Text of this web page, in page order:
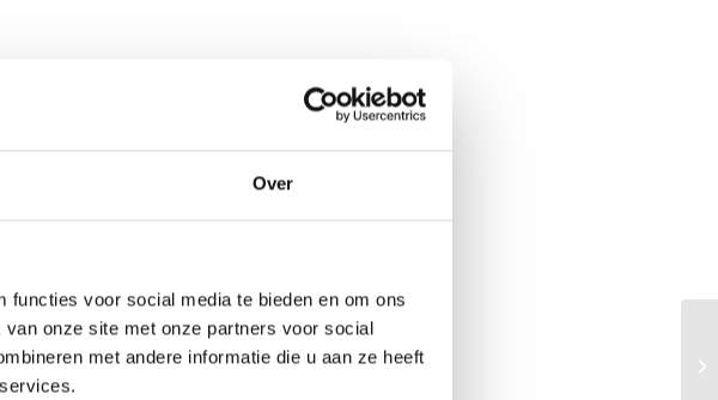
Over
voor social media te bieden en om ons
onze site met onze partners voor social
met andere informatie die u aan ze heeft